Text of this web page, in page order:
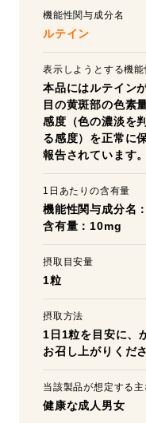
機能性関与成分名
ルテイン
表示しようとする機能
本品にはルテイン
目の黄斑部の色素
感度（色の濃淡を
る感度）を正常に
報告されています。
1日あたりの含有量
機能性関与成分名
含有量：10mg
摂取目安量
1粒
摂取方法
1日1粒を目安に、
お召し上がりくださ
当該製品が想定する
健康な成人男女